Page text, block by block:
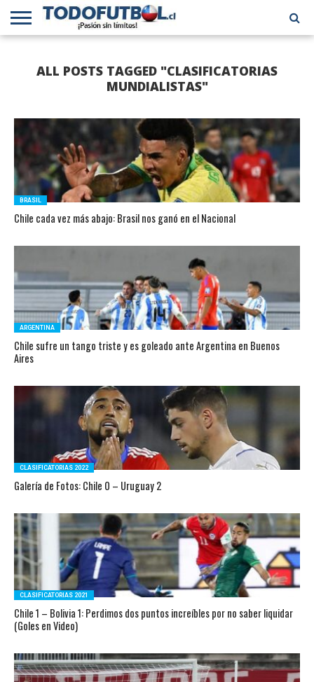
CHILENA
EN EL
MUNDO
INTERNACIONAL
ALL POSTS TAGGED "CLASIFICATORIAS
MUNDIALISTAS"
BRASIL
Chile cada vez más abajo: Brasil nos ganó en el Nacional
ARGENTINA
Chile sufre un tango triste y es goleado ante Argentina en Buenos
Aires
CLASIFICATORIAS 2022
Galería de Fotos: Chile 0 – Uruguay 2
CLASIFICATORIAS 2021
Chile 1 – Bolivia 1: Perdimos dos puntos increíbles por no saber liquidar
(Goles en Video)